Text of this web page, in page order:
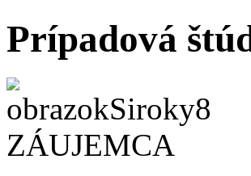
Prípadová
ZÁUJEMCA